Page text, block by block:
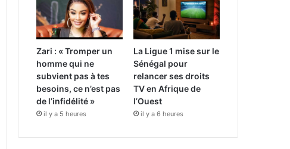
Zari : « Tromper un
homme qui ne
subvient pas à tes
besoins, ce n’est pas
de l’infidélité »
il y a 5 heures
La Ligue 1 mise sur le
Sénégal pour
relancer ses droits
TV en Afrique de
l’Ouest
il y a 6 heures